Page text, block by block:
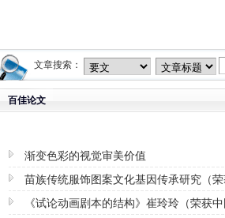
文章搜索：
百佳论文
渐变色彩的视觉审美价值
苗族传统服饰图案文化基因传承研究（荣
《试论动画剧本的结构》崔玲玲（荣获中